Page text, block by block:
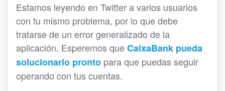
Estamos leyendo en Twitter a varios usuarios
con tu mismo problema, por lo que debe
tratarse de un error generalizado de la
aplicación. Esperemos queCaixaBank pueda
solucionarlo pronto para que puedas seguir
operando con tus cuentas.